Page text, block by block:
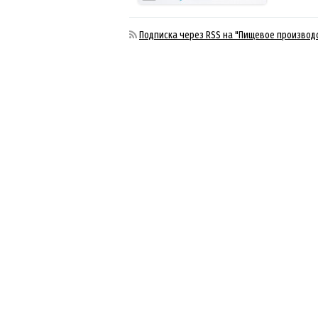
Подписка через RSS на "Пищевое